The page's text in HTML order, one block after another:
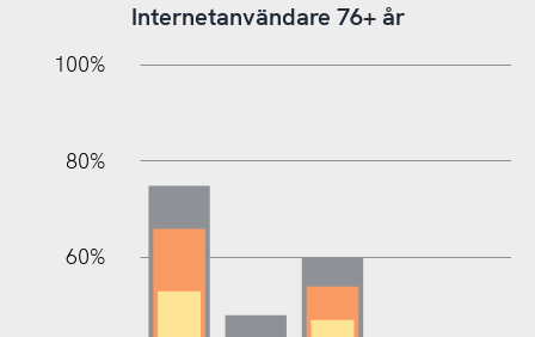
Internetanvändare 76+ år
60%
80%
100%